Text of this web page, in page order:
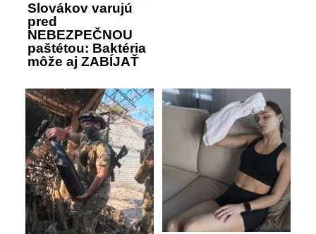
Slovákov varujú
pred
NEBEZPEČNOU
paštétou: Baktéria
môže aj ZABÍJAŤ